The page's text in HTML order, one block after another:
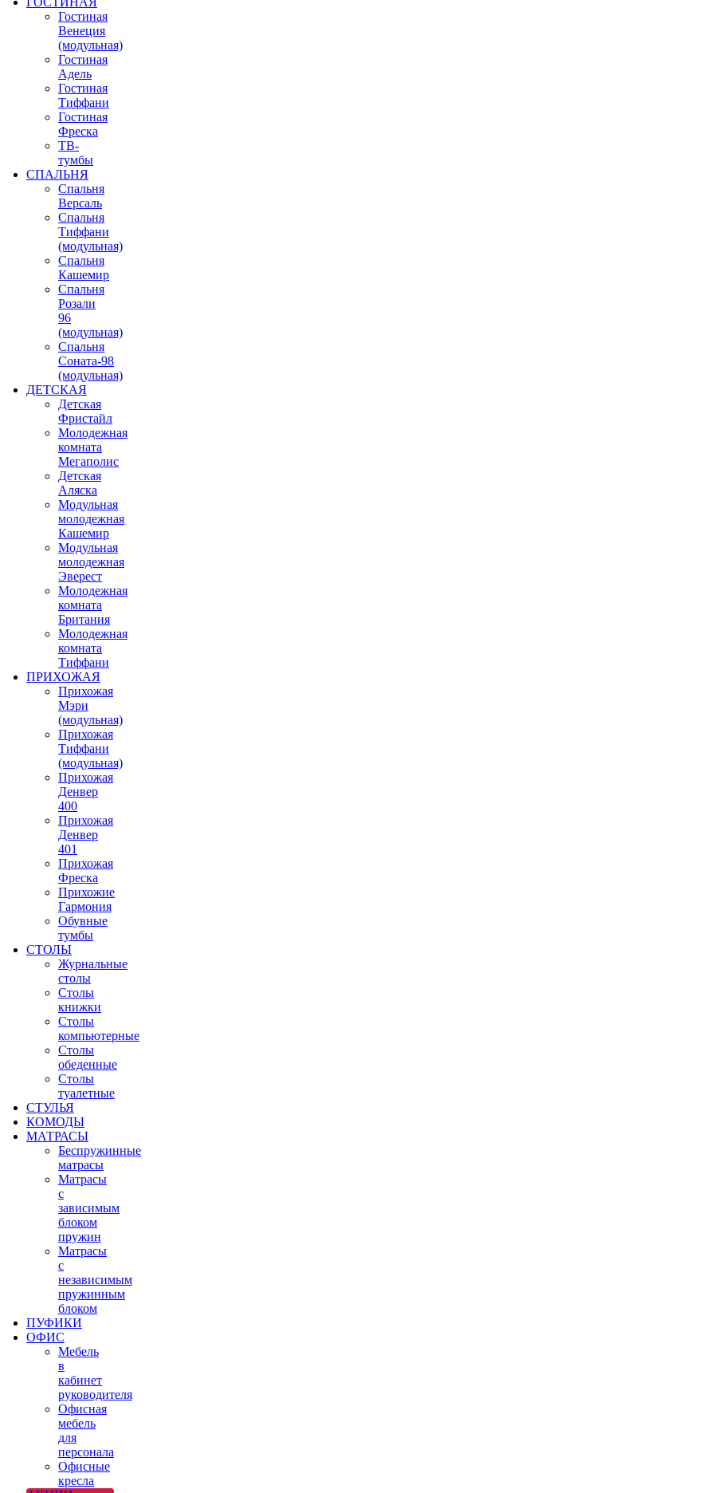
Гостиная
Венеция
(модульная)
Гостиная
Адель
Гостиная
Тиффани
Гостиная
Фреска
ТВ-
тумбы
СПАЛЬНЯ
Спальня
Версаль
Спальня
Тиффани
(модульная)
Спальня
Кашемир
Спальня
Розали
96
(модульная)
Спальня
Соната-98
(модульная)
ДЕТСКАЯ
Детская
Фристайл
Молодежная
комната
Мегаполис
Детская
Аляска
Модульная
молодежная
Кашемир
Модульная
молодежная
Эверест
Молодежная
комната
Британия
Молодежная
комната
Тиффани
ПРИХОЖАЯ
Прихожая
Мэри
(модульная)
Прихожая
Тиффани
(модульная)
Прихожая
Денвер
400
Прихожая
Денвер
401
Прихожая
Фреска
Прихожие
Гармония
Обувные
тумбы
СТОЛЫ
Журнальные
столы
Столы
книжки
Столы
компьютерные
Столы
обеденные
Столы
туалетные
СТУЛЬЯ
КОМОДЫ
МАТРАСЫ
Беспружинные
матрасы
Матрасы
с
зависимым
блоком
пружин
Матрасы
с
независимым
пружинным
блоком
ПУФИКИ
ОФИС
Мебель
в
кабинет
руководителя
Офисная
мебель
для
персонала
Офисные
кресла